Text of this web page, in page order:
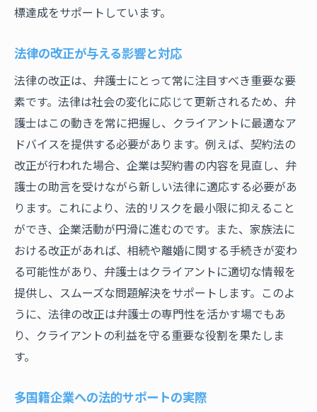
標達成をサポートしています。
法律の改正が与える影響と対応
法律の改正は、弁護士にとって常に注目すべき重要な要
素です。法律は社会の変化に応じて更新されるため、弁
護士はこの動きを常に把握し、クライアントに最適なア
ドバイスを提供する必要があります。例えば、契約法の
改正が行われた場合、企業は契約書の内容を見直し、弁
護士の助言を受けながら新しい法律に適応する必要があ
ります。これにより、法的リスクを最小限に抑えること
ができ、企業活動が円滑に進むのです。また、家族法に
おける改正があれば、相続や離婚に関する手続きが変わ
る可能性があり、弁護士はクライアントに適切な情報を
提供し、スムーズな問題解決をサポートします。このよ
うに、法律の改正は弁護士の専門性を活かす場でもあ
り、クライアントの利益を守る重要な役割を果たしま
す。
多国籍企業への法的サポートの実際